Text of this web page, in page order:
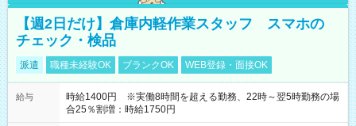
【週2日だけ】倉庫内軽作業スタッフ スマホの
チェック・検品
派遣 職種未経験OK ブランクOK WEB登録・面接OK
給与
時給1400円 ※実働8時間を超える勤務、22時～翌5時勤務の場
合25％割増：時給1750円